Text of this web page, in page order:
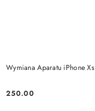
Wymiana Aparatu iPhone Xs
Cena:
250.00